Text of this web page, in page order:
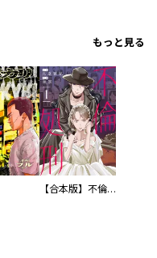
もっと見る
【合本版】不倫処刑